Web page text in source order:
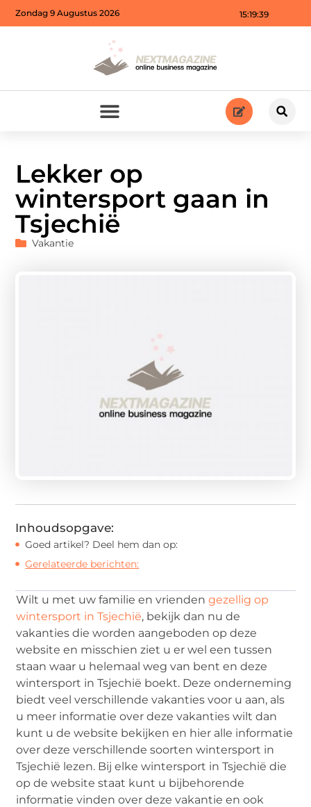
15:19:40
Zondag 9 Augustus 2026
Lekker op
wintersport gaan in
Tsjechië
Vakantie
Inhoudsopgave:
Goed artikel? Deel hem dan op:
Gerelateerde berichten:
Wilt u met uw familie en vriendengezellig op
wintersport in Tsjechië, bekijk dan nu de
vakanties die worden aangeboden op deze
website en misschien ziet u er wel een tussen
staan waar u helemaal weg van bent en deze
wintersport in Tsjechië boekt. Deze onderneming
biedt veel verschillende vakanties voor u aan, als
u meer informatie over deze vakanties wilt dan
kunt u de website bekijken en hier alle informatie
over deze verschillende soorten wintersport in
Tsjechië lezen. Bij elke wintersport in Tsjechië die
op de website staat kunt u bijbehorende
informatie vinden over deze vakantie en ook